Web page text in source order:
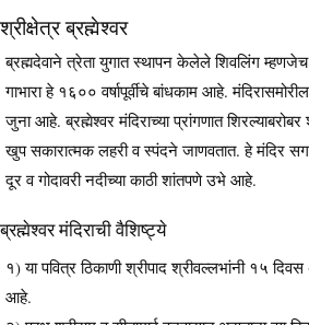
श्रीक्षेत्र ब्रह्मेश्वर
ब्रह्मदेवाने त्रेता युगात स्थापन केलेले शिवलिंग
गाभारा हे १६०० वर्षापूर्वीचे बांधकाम आहे.
जुना आहे. ब्रह्मेश्वर मंदिराच्या प्रांगणात
खुप सकारात्मक लहरी व स्पंदने जाणवतात. हे मंदिर
दूर व गोदावरी नदीच्या काठी शांतपणे उभे आहे.
ब्रह्मेश्वर मंदिराची वैशिष्ट्ये
१) या पवित्र ठिकाणी श्रीपाद श्रीवल्लभांनी १५
आहे.